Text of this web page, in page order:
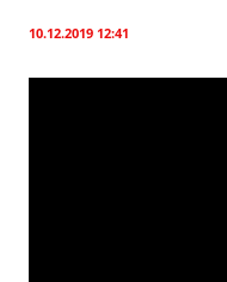
10.12.2019 12:41